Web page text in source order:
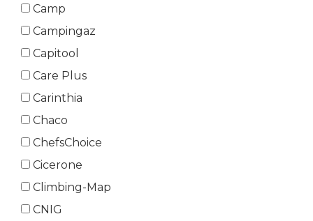
Camp
Campingaz
Capitool
Care Plus
Carinthia
Chaco
ChefsChoice
Cicerone
Climbing-Map
CNIG